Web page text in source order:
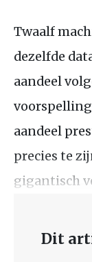
Twaalf
dezelfde
aandeel
aandeel
precies te
gigantisch
Dit